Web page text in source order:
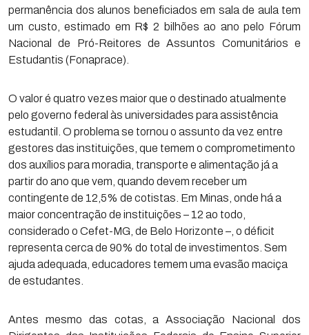
permanência dos alunos beneficiados em sala de aula tem
um custo, estimado em R$ 2 bilhões ao ano pelo Fórum
Nacional de Pró-Reitores de Assuntos Comunitários e
Estudantis (Fonaprace).
O valor é quatro vezes maior que o destinado atualmente
pelo governo federal às universidades para assistência
estudantil. O problema se tornou o assunto da vez entre
gestores das instituições, que temem o comprometimento
dos auxílios para moradia, transporte e alimentação já a
partir do ano que vem, quando devem receber um
contingente de 12,5% de cotistas. Em Minas, onde há a
maior concentração de instituições – 12 ao todo,
considerado o Cefet-MG, de Belo Horizonte –, o déficit
representa cerca de 90% do total de investimentos. Sem
ajuda adequada, educadores temem uma evasão maciça
de estudantes.
Antes mesmo das cotas, a Associação Nacional dos